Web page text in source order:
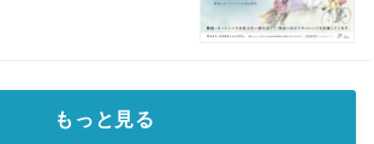
もっと見る